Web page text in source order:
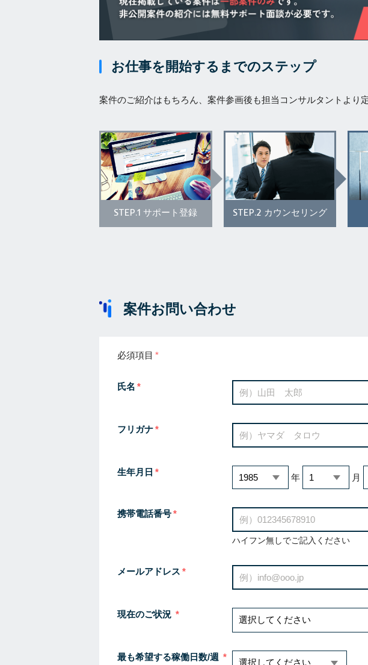
お仕事を開始するまでのステップ
案件のご紹介はもちろん、案件参画後も担当コンサルタントより
STEP.1 サポート登録 STEP.2 カウンセリング
案件お問い合わせ
必須項目
氏名
フリガナ
生年月日
年 月
携帯電話番号
ハイフン無しでご記入ください
メールアドレス
現在のご状況
最も希望する稼働日数/週